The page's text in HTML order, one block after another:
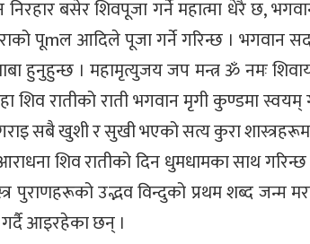
निरहार बसेर शिवपूजा गर्ने महात्मा धेरै छ,
पूmल आदिले पूजा गर्ने गरिन्छ । भगवान
हुनुहुन्छ । महामृत्युजय जप मन्त्र ॐ नमः
शिव रातीको राती भगवान मृगी कुण्डमा
गराइ सबै खुशी र सुखी भएको सत्य कुरा
शिव रातीको दिन धुमधामका साथ
पुराणहरूको उद्भव विन्दुको प्रथम शब्द जन्म
आइरहेका छन् ।